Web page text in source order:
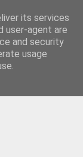
its services
user-agent are
and security
usage